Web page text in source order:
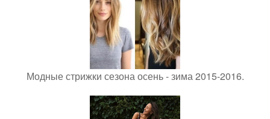
Модные стрижки сезона осень - зима 2015-2016.